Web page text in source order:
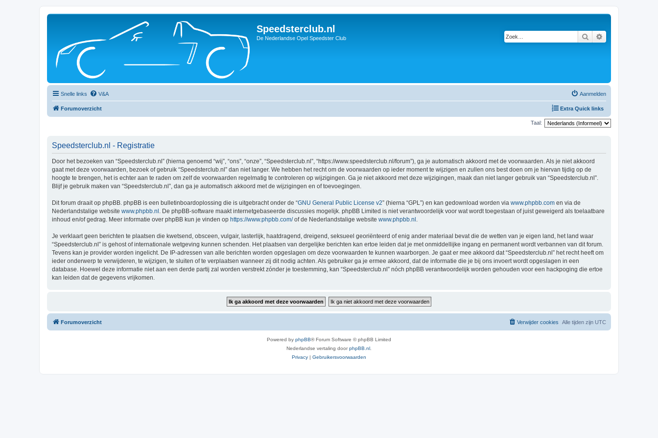
Speedsterclub.nl
De Nederlandse Opel Speedster Club Zoek
Snelle links V&A Aanmelden
Forumoverzicht Extra Quick links
Taal:
Speedsterclub.nl - Registratie
Door het bezoeken van “Speedsterclub.nl” (hierna genoemd “wij”, “ons”, “onze”, “Speedsterclub.nl”, “https://www.speedsterclub.nl/forum”), ga je automatisch akkoord met de voorwaarden. Als je niet akkoord
gaat met deze voorwaarden, bezoek of gebruik “Speedsterclub.nl” dan niet langer. We hebben het recht om de voorwaarden op ieder moment te wijzigen en zullen ons best doen om je hiervan tijdig op de
hoogte te brengen, het is echter aan te raden om zelf de voorwaarden regelmatig te controleren op wijzigingen. Ga je niet akkoord met deze wijzigingen, maak dan niet langer gebruik van “Speedsterclub.nl”.
Blijf je gebruik maken van “Speedsterclub.nl”, dan ga je automatisch akkoord met de wijzigingen en of toevoegingen.
Dit forum draait op phpBB. phpBB is een bulletinboardoplossing die is uitgebracht onder de “GNU General Public License v2” (hierna “GPL”) en kan gedownload worden via www.phpbb.com en via de
Nederlandstalige website www.phpbb.nl . De phpBB-software maakt internetgebaseerde discussies mogelijk. phpBB Limited is niet verantwoordelijk voor wat wordt toegestaan of juist geweigerd als toelaatbare
inhoud en/of gedrag. Meer informatie over phpBB kun je vinden op https://www.phpbb.com/of de Nederlandstalige website www.phpbb.nl
Je verklaart geen berichten te plaatsen die kwetsend, obsceen, vulgair, lasterlijk, haatdragend, dreigend, seksueel georiënteerd of enig ander materiaal bevat die de wetten van je eigen land, het land waar
“Speedsterclub.nl” is gehost of internationale wetgeving kunnen schenden. Het plaatsen van dergelijke berichten kan ertoe leiden dat je met onmiddellijke ingang en permanent wordt verbannen van dit forum.
Tevens kan je provider worden ingelicht. De IP-adressen van alle berichten worden opgeslagen om deze voorwaarden te kunnen waarborgen. Je gaat er mee akkoord dat “Speedsterclub.nl” het recht heeft om
ieder onderwerp te verwijderen, te wijzigen, te sluiten of te verplaatsen wanneer zij dit nodig achten. Als gebruiker ga je ermee akkoord, dat de informatie die je bij ons invoert wordt opgeslagen in een
database. Hoewel deze informatie niet aan een derde partij zal worden verstrekt zónder je toestemming, kan “Speedsterclub.nl” nóch phpBB verantwoordelijk worden gehouden voor een hackpoging die ertoe
kan leiden dat de gegevens vrijkomen.
Forumoverzicht Alle tijden zijn UTC
Verwijder cookies
Powered by phpBB® Forum Software © phpBB Limited
Nederlandse vertaling doorphpBB.nl
Privacy | Gebruikersvoorwaarden